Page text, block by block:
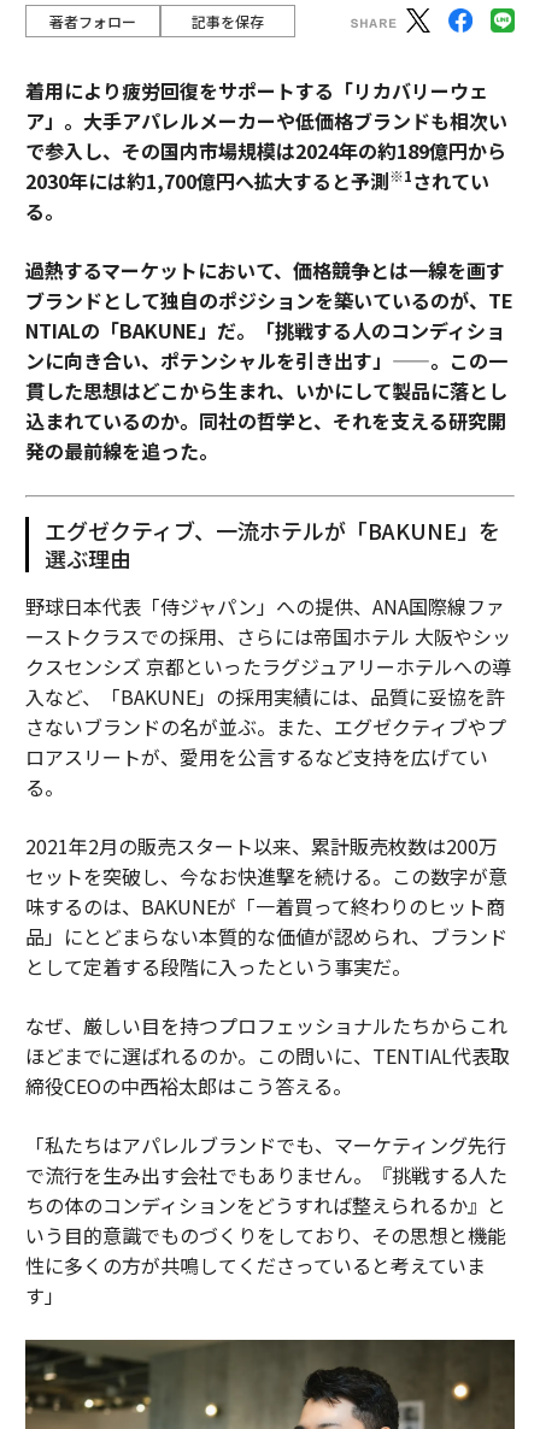
著者フォロー 記事を保存
着用により疲労回復をサポートする「リカバリーウェ
ア」。大手アパレルメーカーや低価格ブランドも相次い
で参入し、その国内市場規模は2024年の約189億円から
2030年には約1,700億円へ拡大すると予測※1されてい
る。
過熱するマーケットにおいて、価格競争とは一線を画す
ブランドとして独自のポジションを築いているのが、TE
NTIALの「BAKUNE」だ。「挑戦する人のコンディショ
ンに向き合い、ポテンシャルを引き出す」——。この一
貫した思想はどこから生まれ、いかにして製品に落とし
込まれているのか。同社の哲学と、それを支える研究開
発の最前線を追った。
エグゼクティブ、一流ホテルが「BAKUNE」を
選ぶ理由
野球日本代表「侍ジャパン」への提供、ANA国際線ファ
ーストクラスでの採用、さらには帝国ホテル 大阪やシッ
クスセンシズ 京都といったラグジュアリーホテルへの導
入など、「BAKUNE」の採用実績には、品質に妥協を許
さないブランドの名が並ぶ。また、エグゼクティブやプ
ロアスリートが、愛用を公言するなど支持を広げてい
る。
2021年2月の販売スタート以来、累計販売枚数は200万
セットを突破し、今なお快進撃を続ける。この数字が意
味するのは、BAKUNEが「一着買って終わりのヒット商
品」にとどまらない本質的な価値が認められ、ブランド
として定着する段階に入ったという事実だ。
なぜ、厳しい目を持つプロフェッショナルたちからこれ
ほどまでに選ばれるのか。この問いに、TENTIAL代表取
締役CEOの中西裕太郎はこう答える。
「私たちはアパレルブランドでも、マーケティング先行
で流行を生み出す会社でもありません。『挑戦する人た
ちの体のコンディションをどうすれば整えられるか』と
いう目的意識でものづくりをしており、その思想と機能
性に多くの方が共鳴してくださっていると考えていま
す」